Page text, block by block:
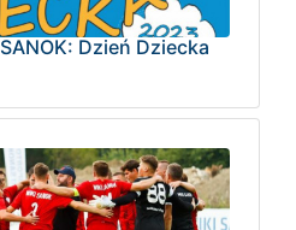
SANOK: Dzień Dziecka